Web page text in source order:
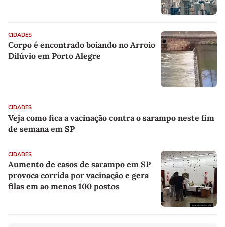
CIDADES
Corpo é encontrado boiando no Arroio
Dilúvio em Porto Alegre
CIDADES
Veja como fica a vacinação contra o sarampo neste fim
de semana em SP
CIDADES
Aumento de casos de sarampo em SP
provoca corrida por vacinação e gera
filas em ao menos 100 postos